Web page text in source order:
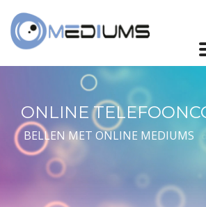
ONLINE
BELLEN MET ONLINE MEDIUMS